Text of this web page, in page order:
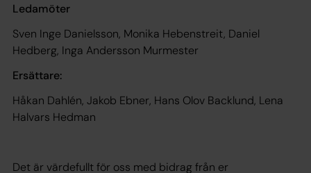
Ledamöter
Sven Inge Danielsson, Monika Hebenstreit, Daniel
Hedberg, Inga Andersson Murmester
Ersättare:
Håkan Dahlén, Jakob Ebner, Hans Olov Backlund, Lena
Halvars Hedman
Det är värdefullt för oss med bidrag från er